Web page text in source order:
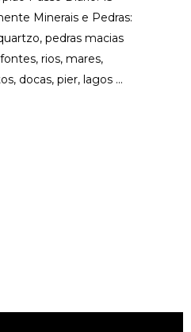
Minerais e Pedras:
pedras macias
rios, mares,
docas, pier, lagos